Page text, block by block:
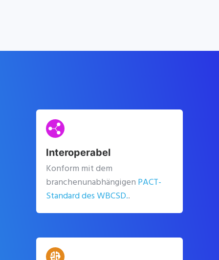
Interoperabel
Konform mit dem
branchenunabhängigen PACT-
Standard des WBCSD..